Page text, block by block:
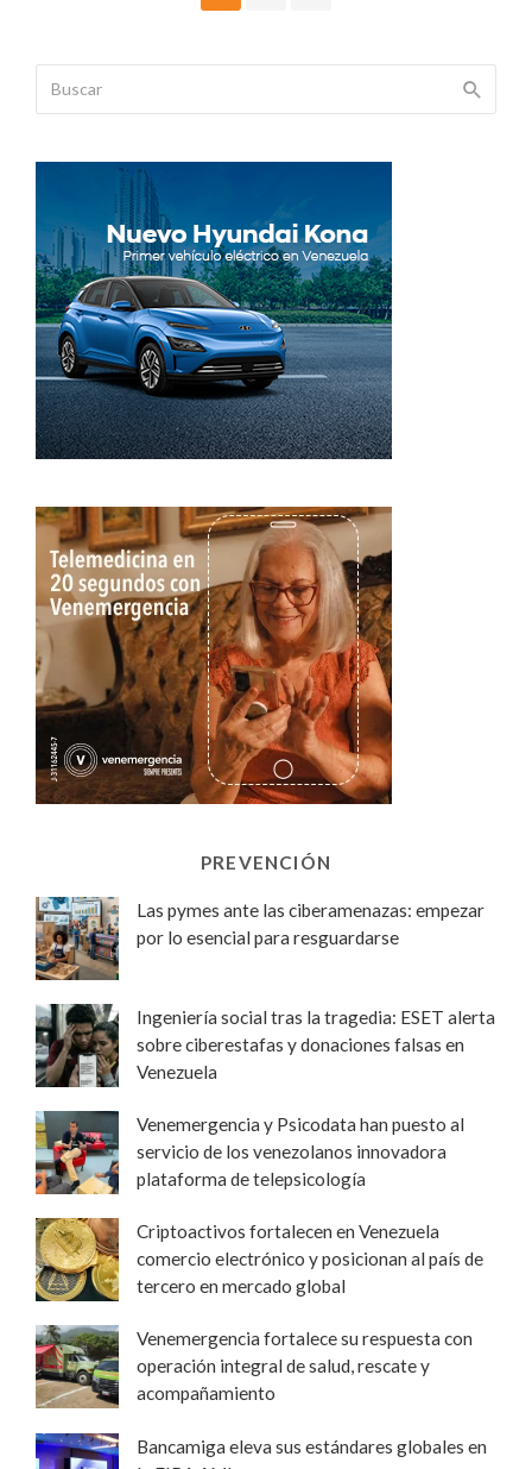
PREVENCIÓN
Las pymes ante las ciberamenazas: empezar
por lo esencial para resguardarse
Ingeniería social tras la tragedia: ESET alerta
sobre ciberestafas y donaciones falsas en
Venezuela
Venemergencia y Psicodata han puesto al
servicio de los venezolanos innovadora
plataforma de telepsicología
Criptoactivos fortalecen en Venezuela
comercio electrónico y posicionan al país de
tercero en mercado global
Venemergencia fortalece su respuesta con
operación integral de salud, rescate y
acompañamiento
Bancamiga eleva sus estándares globales en